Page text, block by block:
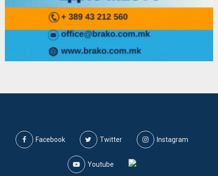
Facebook Twitter Instagram
Youtube